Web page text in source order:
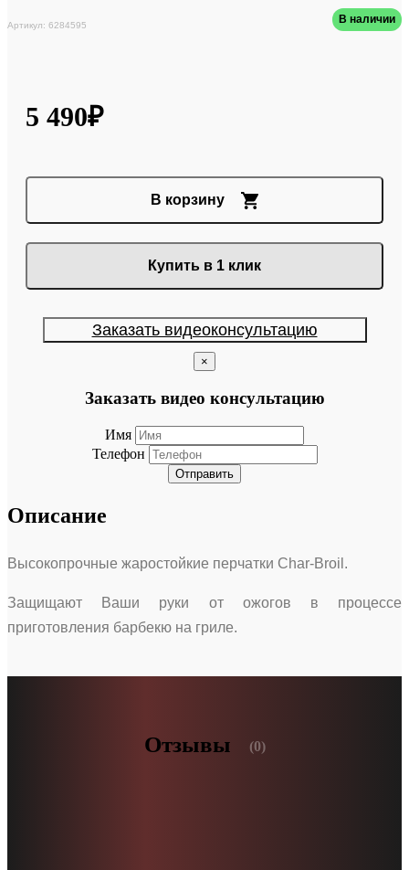
Артикул: 6284595 В наличии
5 490₽
В корзину
Купить в 1 клик
Заказать видеоконсультацию
×
Заказать видео консультацию
Имя
Телефон
Отправить
Описание
Высокопрочные жаростойкие перчатки Char-Broil.
Защищают Ваши руки от ожогов в процессе
приготовления барбекю на гриле.
Отзывы (0)